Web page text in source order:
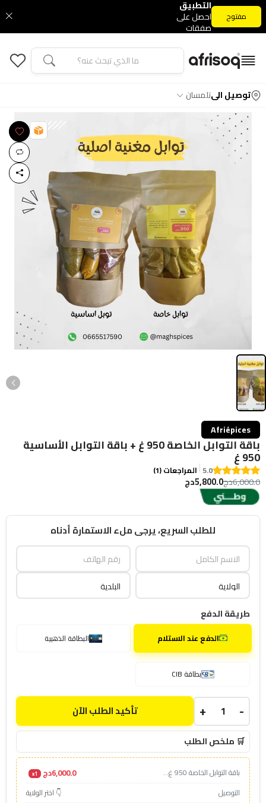
التطبيق
احصل على
صفقات
الحصرية
مفتوح
توصيل الىتلمسان
Afriépices
باقة التوابل الخاصة 950 غ + باقة التوابل الأساسية
950 غ
5.0 المراجعات (1)
6,000.0دج 5,800.0دج
للطلب السريع، يرجى ملء الاستمارة أدناه
طريقة الدفع
الدفع عند الاستلام البطاقة الذهبية
بطاقة CIB
-
+ تأكيد الطلب الآن
🛒 ملخص الطلب
6,000.0دج x1
باقة التوابل الخاصة 950 غ...
👇 اختر الولاية
التوصيل